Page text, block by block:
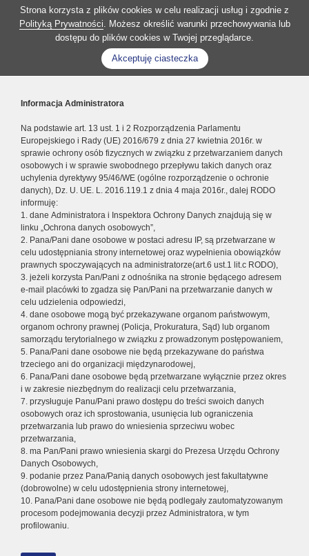
Strona korzysta z plików cookies w celu realizacji usług i zgodnie z
Polityką Prywatności. Możesz określić warunki przechowywania lub
dostępu do plików cookies w Twojej przeglądarce.
Akceptuję ciasteczka
Informacja Administratora
Na podstawie art. 13 ust. 1 i 2 Rozporządzenia Parlamentu
Europejskiego i Rady (UE) 2016/679 z dnia 27 kwietnia 2016r. w
sprawie ochrony osób fizycznych w związku z przetwarzaniem danych
osobowych i w sprawie swobodnego przepływu takich danych oraz
uchylenia dyrektywy 95/46/WE (ogólne rozporządzenie o ochronie
danych), Dz. U. UE. L. 2016.119.1 z dnia 4 maja 2016r., dalej RODO
informuję:
1. dane Administratora i Inspektora Ochrony Danych znajdują się w
linku „Ochrona danych osobowych”,
2. Pana/Pani dane osobowe w postaci adresu IP, są przetwarzane w
celu udostępniania strony internetowej oraz wypełnienia obowiązków
prawnych spoczywających na administratorze(art.6 ust.1 lit.c RODO),
3. jeżeli korzysta Pan/Pani z odnośnika na stronie będącego adresem
e-mail placówki to zgadza się Pan/Pani na przetwarzanie danych w
celu udzielenia odpowiedzi,
4. dane osobowe mogą być przekazywane organom państwowym,
organom ochrony prawnej (Policja, Prokuratura, Sąd) lub organom
samorządu terytorialnego w związku z prowadzonym postępowaniem,
5. Pana/Pani dane osobowe nie będą przekazywane do państwa
trzeciego ani do organizacji międzynarodowej,
6. Pana/Pani dane osobowe będą przetwarzane wyłącznie przez okres
i w zakresie niezbędnym do realizacji celu przetwarzania,
7. przysługuje Panu/Pani prawo dostępu do treści swoich danych
osobowych oraz ich sprostowania, usunięcia lub ograniczenia
przetwarzania lub prawo do wniesienia sprzeciwu wobec
przetwarzania,
8. ma Pan/Pani prawo wniesienia skargi do Prezesa Urzędu Ochrony
Danych Osobowych,
9. podanie przez Pana/Panią danych osobowych jest fakultatywne
(dobrowolne) w celu udostępnienia strony internetowej,
10. Pana/Pani dane osobowe nie będą podlegały zautomatyzowanym
procesom podejmowania decyzji przez Administratora, w tym
profilowaniu.